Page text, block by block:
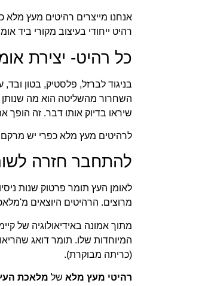
אנחנו מייצרים רהיטים מעץ
רהיט ייחודי בעיצוב מקורי ביד
כל רהיט- יצירת
השחרור מהשליטה הוא מה שנותן
שיראו בדיוק אותו דבר. זה
לרהיטים מעץ מלא כפרי יש מרקם
להתחבר חזרה
לאומן העץ תומר פרטוק שנות
מרוצים. הרהיטים היוצאים
מתוך אמונה באידיאולוגיה של
המיוחדות שלו. תומר דואג
(כריתה מבוקרת).
רהיטי מעץ מלא של מלאכת